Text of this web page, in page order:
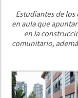
Estudiantes de
en aula que
en la
comunitario,